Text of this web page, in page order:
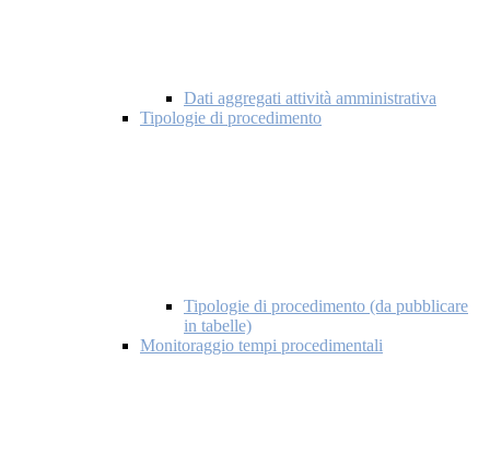
Dati aggregati attività amministrativa
Tipologie di procedimento
Tipologie di procedimento (da pubblicare
in tabelle)
Monitoraggio tempi procedimentali